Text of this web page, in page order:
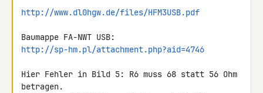
http://www.dl0hgw.de/files/HFM3USB.pdf
http://sp-hm.pl/attachment.php?aid=4746
Hier Fehler in Bild 5: R6 muss 68 statt 56 Ohm
betragen.